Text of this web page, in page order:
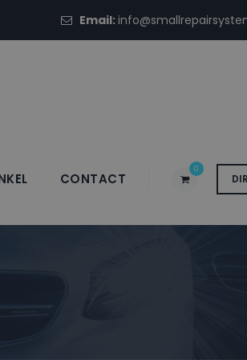
Email:
0
CONTACT
A1814